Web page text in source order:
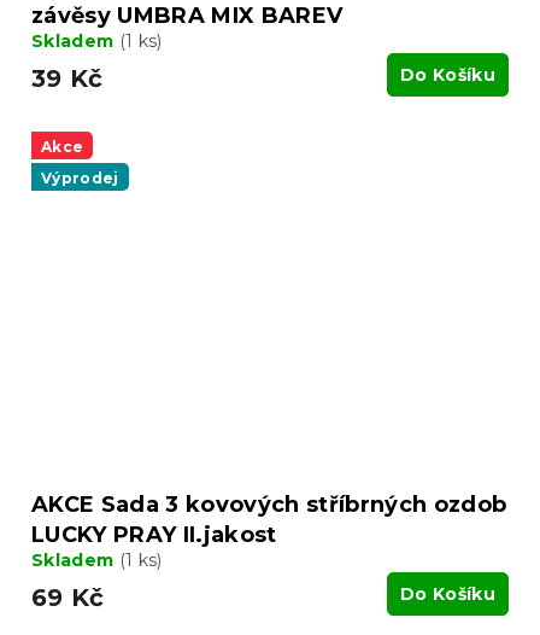
závěsy UMBRA MIX BAREV
Skladem (1 ks)
39 Kč Do Košíku
Akce
Výprodej
AKCE Sada 3 kovových stříbrných ozdob
LUCKY PRAY II.jakost
Skladem (1 ks)
69 Kč Do Košíku